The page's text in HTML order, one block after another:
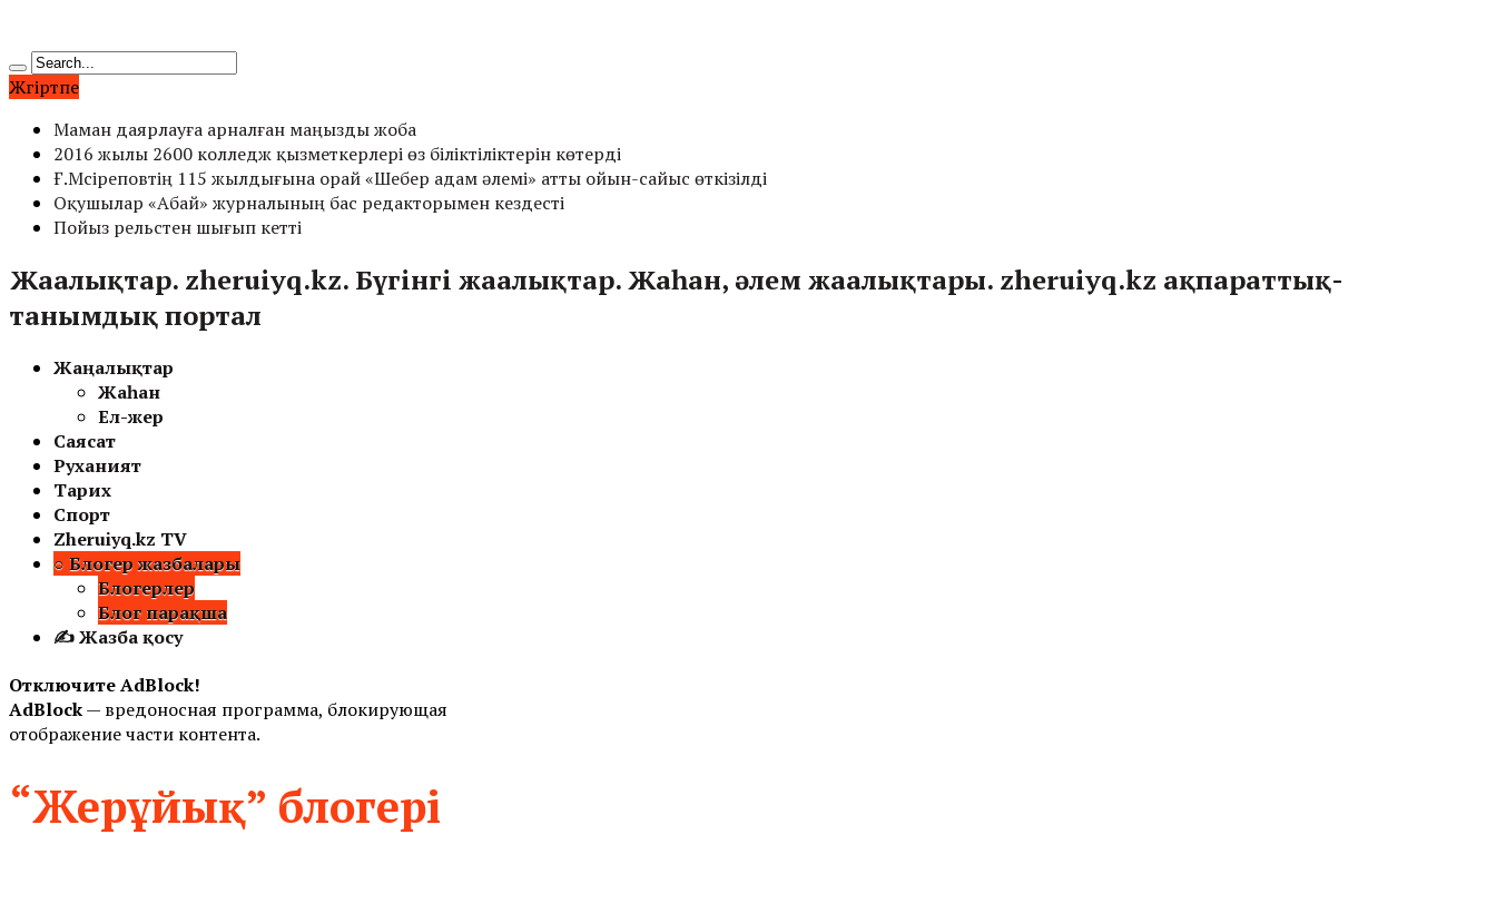
Жүгіртпе
Маман даярлауға арналған маңызды жоба
2016 жылы 2600 колледж қызметкерлері өз біліктіліктерін көтерді
Ғ.Мүсіреповтің 115 жылдығына орай «Шебер адам әлемі» атты ойын-сайыс өткізілді
Оқушылар «Абай» журналының бас редакторымен кездесті
Пойыз рельстен шығып кетті
Жаңалықтар. zheruiyq.kz. Бүгінгі жаңалықтар. Жаһан, әлем жаңалықтары. zheruiyq.kz ақпараттық-
танымдық портал
Жаңалықтар
Жаһан
Ел-жер
Саясат
Руханият
Тарих
Спорт
Zheruiyq.kz TV
○ Блогер жазбалары
Блогерлер
Блог парақша
✍ Жазба қосу
Отключите AdBlock!
AdBlock— вредоносная программа, блокирующая
отображение части контента.
“Жерұйық” блогері